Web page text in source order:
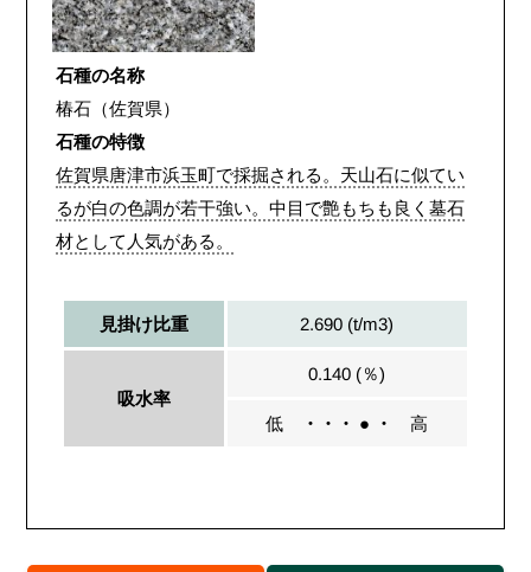
石種の名称
椿石（佐賀県）
石種の特徴
佐賀県唐津市浜玉町で採掘される。天山石に似てい
るが白の色調が若干強い。中目で艶もちも良く墓石
材として人気がある。
見掛け比重 2.690 (t/m3)
吸水率
0.140 (％)
低 ・・・ ● ・ 高